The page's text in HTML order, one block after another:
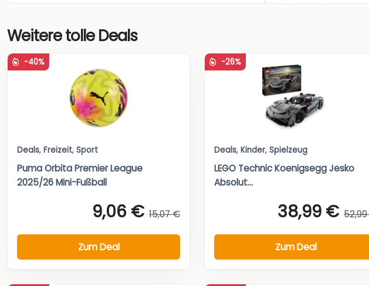
Weitere tolle Deals
-40%
Deals, Freizeit, Sport
Puma Orbita Premier League
2025/26 Mini-Fußball
9,06 € 15,07 €
Zum Deal
-26%
Deals, Kinder, Spielzeug
LEGO Technic Koenigsegg Jesko
Absolut...
38,99 €
Zum Deal